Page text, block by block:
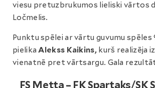
viesu pretuzbrukumos lieliski vārtos
Ločmelis.
Punktu spēlei ar vārtu guvumu spēles
pielikaAlekss Kaikins,kurš realizēja
vienatnē pret vārtsargu. Gala
FS Metta – FK Spartaks/SK